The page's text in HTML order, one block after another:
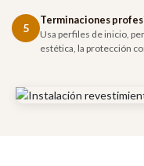
5
Terminaciones
Usa perfiles de inicio,
estética, la protección